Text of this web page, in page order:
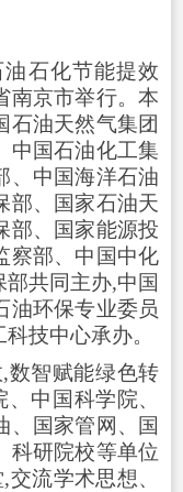
油石化节能提效
南京市举行。本
石油天然气集团
中国石油化工集
、中国海洋石油
部、国家石油天
部、国家能源投
察部、中国中化
共同主办,中国
油环保专业委员
技中心承办。
数智赋能绿色转
中国科学院、
、国家管网、国
科研院校等单位
流学术思想、